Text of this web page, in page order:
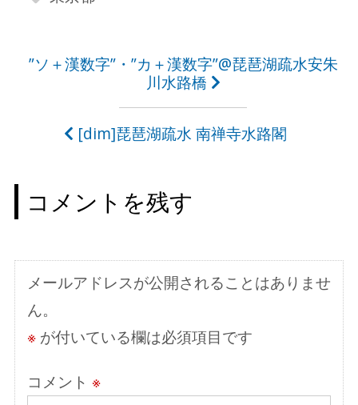
投
ゲ
ー
ョ
ン
”ソ＋漢数字”・”カ＋漢数字”@琵琶湖疏水安朱
川水路橋
[dim]琵琶湖疏水 南禅寺水路閣
コメントを残す
メールアドレスが公開されることはありませ
ん。
※が付いている欄は必須項目です
コメント ※